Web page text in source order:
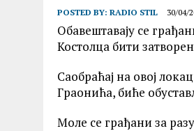
POSTED BY: RADIO STIL 30/04/
Обавештавају се
Костолца бити
Саобраћај на овој
Граонића, биће
Моле се грађани за